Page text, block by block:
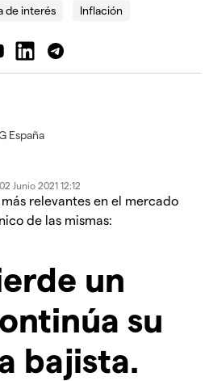
de interés Inflación
España
Junio 2021 12:12
relevantes en el mercado
de las mismas:
un
su
bajista.